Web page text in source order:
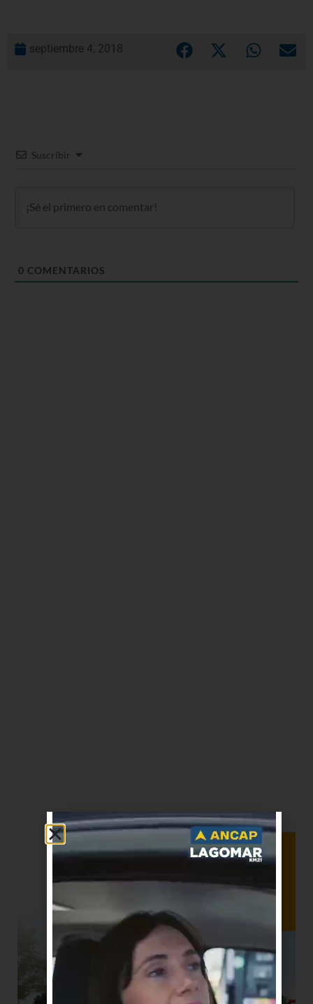
septiembre 4, 2018
Suscribir
0 COMENTARIOS